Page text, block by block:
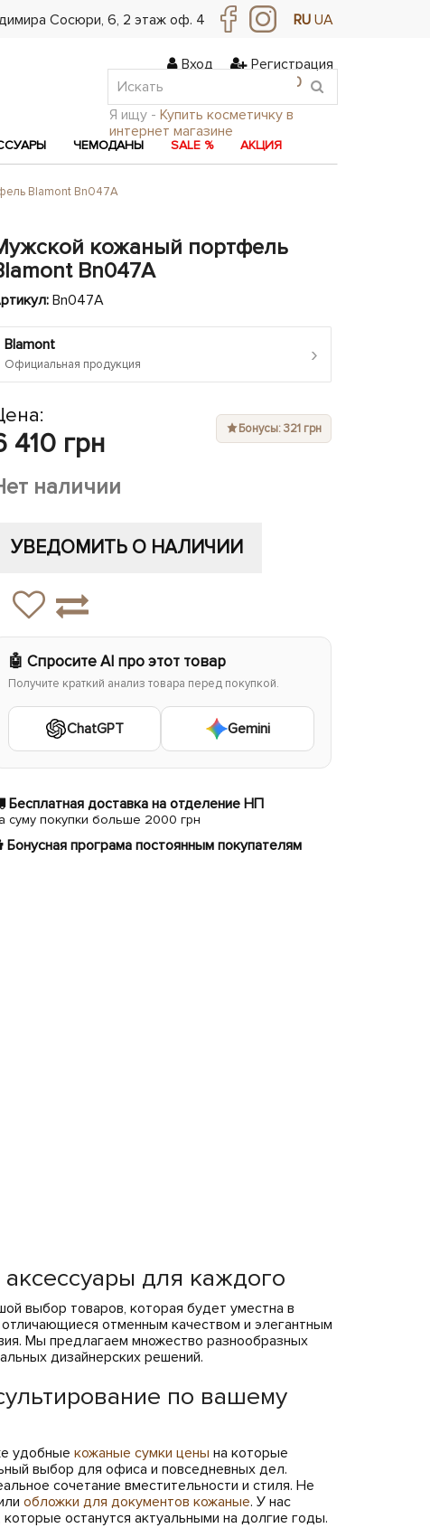
RU UA
Сосюри, ​​6, 2 этаж оф. 4
Вход
Регистрация
0
ЧЕМОДАНЫ SALE % АКЦИЯ
Я ищу - Купить косметичку в
интернет магазине
Blamont Bn047A
кожаный портфель
Bn047A
Bn047A
Blamont
Официальная продукция ›
410 грн Бонусы: 321 грн
наличии
УВЕДОМИТЬ О НАЛИЧИИ
🤖 Спросите AI про этот товар
Получите краткий анализ товара перед покупкой.
ChatGPT Gemini
Бесплатная доставка на отделение НП
суму покупки больше 2000 грн
Бонусная програма постоянным покупателям
для каждого
выбор товаров, которая будет уместна в
отличающиеся отменным качеством и элегантным
Мы предлагаем множество разнообразных
дизайнерских решений.
по вашему
удобные кожаные сумки цены на которые
выбор для офиса и повседневных дел.
сочетание вместительности и стиля. Не
обложки для документов кожаные. У нас
останутся актуальными на долгие годы.